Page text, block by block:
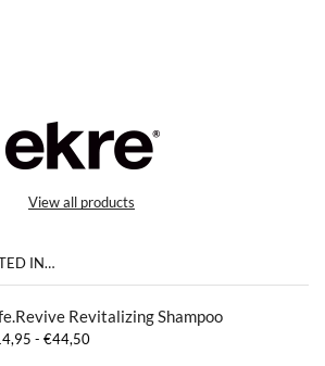
View all products
IN…
Revitalizing Shampoo
- €44,50Prijsklasse: